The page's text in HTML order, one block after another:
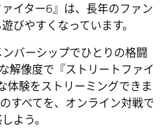
イター6』は、長年のファン
びやすくなっています。
バーシップでひとりの格闘
解像度で『ストリートファイ
体験をストリーミングできま
すべてを、オンライン対戦で
よう。